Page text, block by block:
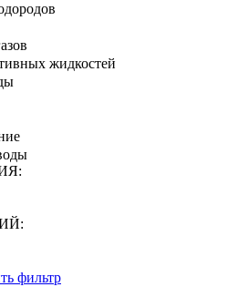
жидкостей
фильтр